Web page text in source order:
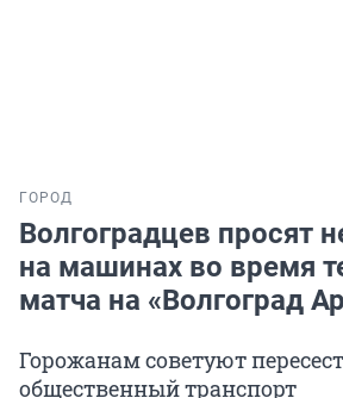
ГОРОД
Волгоградцев просят
на машинах во время
матча на «Волгоград
Горожанам советуют
общественный транспорт